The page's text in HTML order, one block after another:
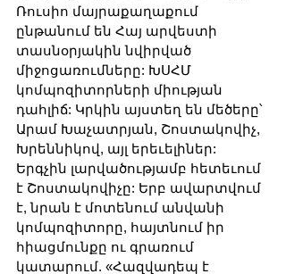
Ռուսիո մայրաքաղաքում
ընթանում են Հայ արվեստի
տասնօրյակին նվիրված
միջոցառումները: ԽՍՀՄ
կոմպոզիտորների միության
դահլիճ: Կրկին այստեղ են մեծերը՝
Արամ Խաչատրյան, Շոստակովիչ,
Խրեննիկով, այլ երեւելիներ:
Երգչին լարվածությամբ հետեւում
է Շոստակովիչը: Երբ ավարտվում
է, նրան է մոտենում անվանի
կոմպոզիտորը, հայտնում իր
հիացմունքը ու գրառում
կատարում. «Հազվադեպ է